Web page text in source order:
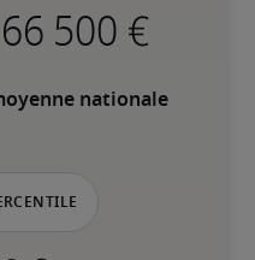
nationale